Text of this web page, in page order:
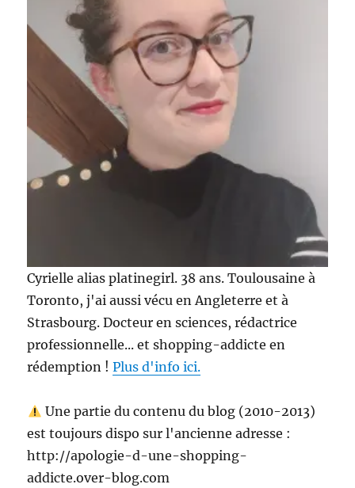
Cyrielle alias platinegirl. 38 ans. Toulousaine à
Toronto, j'ai aussi vécu en Angleterre et à
Strasbourg. Docteur en sciences, rédactrice
professionnelle... et shopping-addicte en
rédemption !Plus d'info ici.
Une partie du contenu du blog (2010-2013)
est toujours dispo sur l'ancienne adresse :
http://apologie-d-une-shopping-
addicte.over-blog.com